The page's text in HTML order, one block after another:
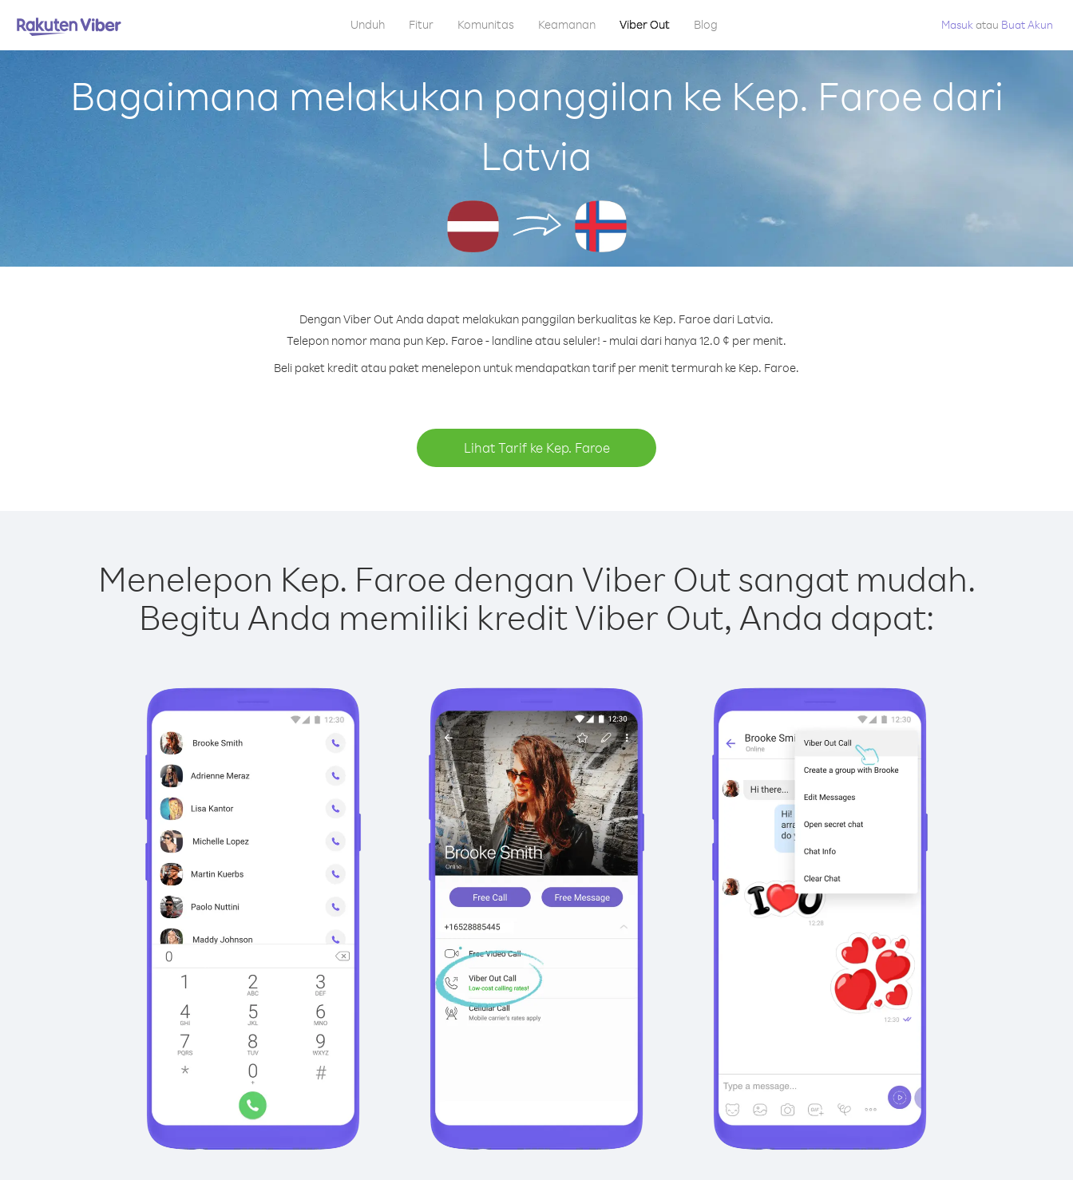
Unduh Fitur Komunitas Keamanan Viber Out Blog Masuk atau Buat Akun
Bagaimana melakukan panggilan ke Kep. Faroe dari
Latvia
Dengan Viber Out Anda dapat melakukan panggilan berkualitas ke Kep. Faroe dari Latvia.
Telepon nomor mana pun Kep. Faroe - landline atau seluler! - mulai dari hanya 12.0 ¢ per menit.
Beli paket kredit atau paket menelepon untuk mendapatkan tarif per menit termurah ke Kep. Faroe.
Lihat Tarif ke Kep. Faroe
Menelepon Kep. Faroe dengan Viber Out sangat mudah.
Begitu Anda memiliki kredit Viber Out, Anda dapat: